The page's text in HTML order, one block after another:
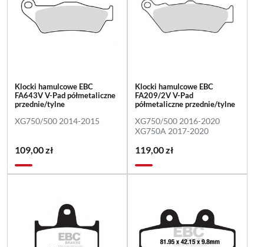
Klocki hamulcowe EBC
FA643V V-Pad półmetaliczne
przednie/tylne
XG750/500 2014-2015
109,00 zł
Klocki hamulcowe EBC
FA209/2V V-Pad
półmetaliczne przednie/tylne
XG750/500 2016-2020
XG750A 2017-2020
119,00 zł